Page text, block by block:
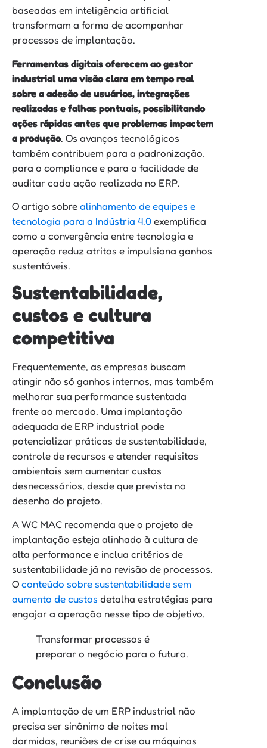
baseadas em inteligência artificial
transformam a forma de acompanhar
processos de implantação.
Ferramentas digitais oferecem ao gestor
industrial uma visão clara em tempo real
sobre a adesão de usuários, integrações
realizadas e falhas pontuais, possibilitando
ações rápidas antes que problemas impactem
a produção. Os avanços tecnológicos
também contribuem para a padronização,
para o compliance e para a facilidade de
auditar cada ação realizada no ERP.
O artigo sobrealinhamento de equipes e
tecnologia para a Indústria 4.0exemplifica
como a convergência entre tecnologia e
operação reduz atritos e impulsiona ganhos
sustentáveis.
Sustentabilidade,
custos e cultura
competitiva
Frequentemente, as empresas buscam
atingir não só ganhos internos, mas também
melhorar sua performance sustentada
frente ao mercado. Uma implantação
adequada de ERP industrial pode
potencializar práticas de sustentabilidade,
controle de recursos e atender requisitos
ambientais sem aumentar custos
desnecessários, desde que prevista no
desenho do projeto.
A WC MAC recomenda que o projeto de
implantação esteja alinhado à cultura de
alta performance e inclua critérios de
sustentabilidade já na revisão de processos.
Oconteúdo sobre sustentabilidade sem
aumento de custos detalha estratégias para
engajar a operação nesse tipo de objetivo.
Transformar processos é
preparar o negócio para o futuro.
Conclusão
A implantação de um ERP industrial não
precisa ser sinônimo de noites mal
dormidas, reuniões de crise ou máquinas